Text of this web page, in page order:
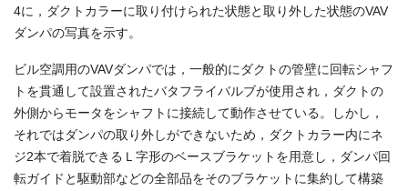
4に，ダクトカラーに取り付けられた状態と取り外した状態のVAV
ダンパの写真を示す。
ビル空調用のVAVダンパでは，一般的にダクトの管壁に回転シャフ
トを貫通して設置されたバタフライバルブが使用され，ダクトの
外側からモータをシャフトに接続して動作させている。しかし，
それではダンパの取り外しができないため，ダクトカラー内にネ
ジ2本で着脱できるＬ字形のベースブラケットを用意し，ダンパ回
転ガイドと駆動部などの全部品をそのブラケットに集約して構築